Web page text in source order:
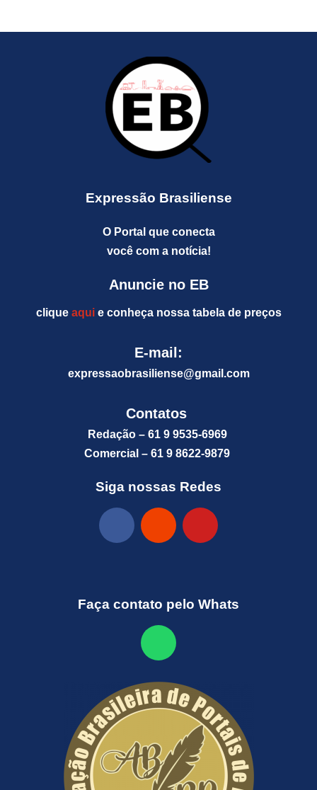
Expressão Brasiliense
O Portal que conecta
você com a notícia!
Anuncie no EB
clique aquie conheça nossa tabela de preços
E-mail:
expressaobrasiliense@gmail.com
Contatos
Redação – 61 9 9535-6969
Comercial – 61 9 8622-9879
Siga nossas Redes
Faça contato pelo Whats